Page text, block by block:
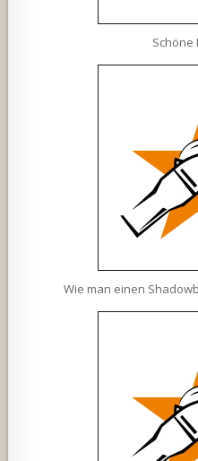
Schöne
Wie man einen